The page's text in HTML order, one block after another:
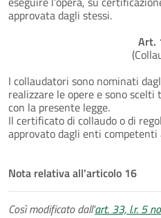
approvata dagli stessi.
Art.
I collaudatori sono nominati
realizzare le opere e sono
con la presente legge.
Il certificato di collaudo o di
approvato dagli enti competenti
Nota relativa all'articolo 16
Così modificato dall'art. 33, l.r. 5